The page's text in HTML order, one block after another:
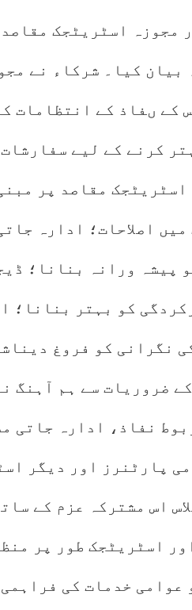
مجوزہ اسٹریٹجک
بیان کیا۔ شرکاء نے
کے ںفاذ کے انتظامات
کرنے کے لیے سفارشات
مقاصد پر
اصلاحات؛ ادارہ
پیشہ ورانہ بنانا؛
کو بہتر بنانا؛
نگرانی کو فروغ
ضروریات سے ہم آہنگ
نفاذ، ادارہ جاتی
پارٹنرز اور دیگر
اس مشترکہ عزم کے
اسٹریٹجک طور پر
عوامی خدمات کی